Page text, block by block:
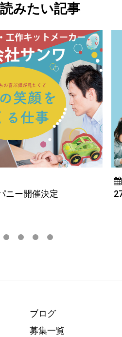
みたい記事
ニー開催決定
ブログ
募集一覧